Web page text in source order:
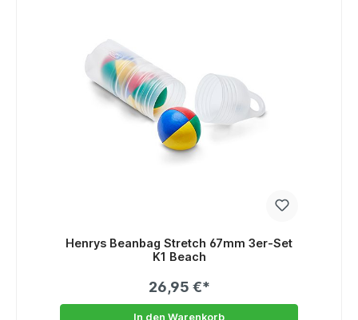
Henrys Beanbag Stretch 67mm 3er-Set
K1 Beach
26,95 €*
In den Warenkorb